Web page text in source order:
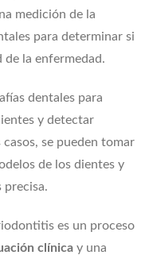
medición de la
para determinar si
de la enfermedad.
dentales para
y detectar
se pueden tomar
de los dientes y
precisa.
es un proceso
clínica y una